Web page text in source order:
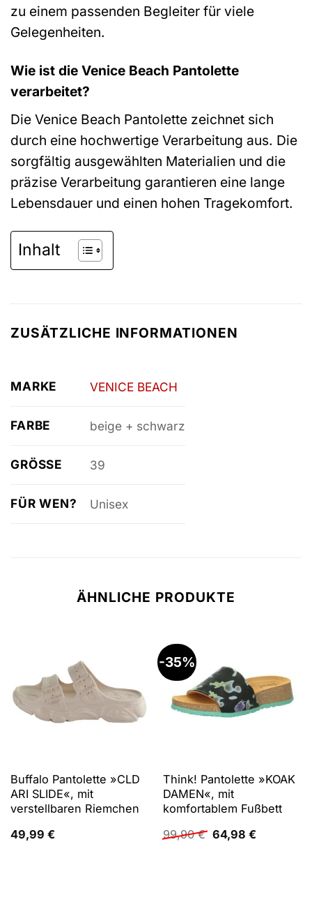
zu einem passenden Begleiter für viele
Gelegenheiten.
Wie ist die Venice Beach Pantolette
verarbeitet?
Die Venice Beach Pantolette zeichnet sich
durch eine hochwertige Verarbeitung aus. Die
sorgfältig ausgewählten Materialien und die
präzise Verarbeitung garantieren eine lange
Lebensdauer und einen hohen Tragekomfort.
Inhalt
ZUSÄTZLICHE INFORMATIONEN
MARKE VENICE BEACH
FARBE beige + schwarz
GRÖSSE 39
FÜR WEN? Unisex
ÄHNLICHE PRODUKTE
Buffalo Pantolette »CLD
ARI SLIDE«, mit
verstellbaren Riemchen
49,99 €
-35%
Think! Pantolette »KOAK
DAMEN«, mit
komfortablem Fußbett
99,90€ Ursprünglicher
Preis
64,98 €Aktueller